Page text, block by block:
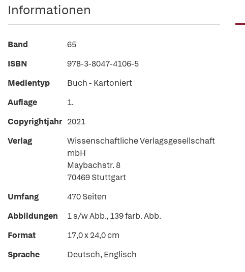
Informationen
Band
65
ISBN
978-3-8047-4106-5
Medientyp
Buch - Kartoniert
Auflage
1.
Copyrightjahr 2021
Verlag
Wissenschaftliche Verlagsgesellschaft
mbH
Maybachstr. 8
70469 Stuttgart
Umfang
470 Seiten
Abbildungen
1 s/w Abb., 139 farb. Abb.
Format
17,0 x 24,0 cm
Sprache
Deutsch, Englisch